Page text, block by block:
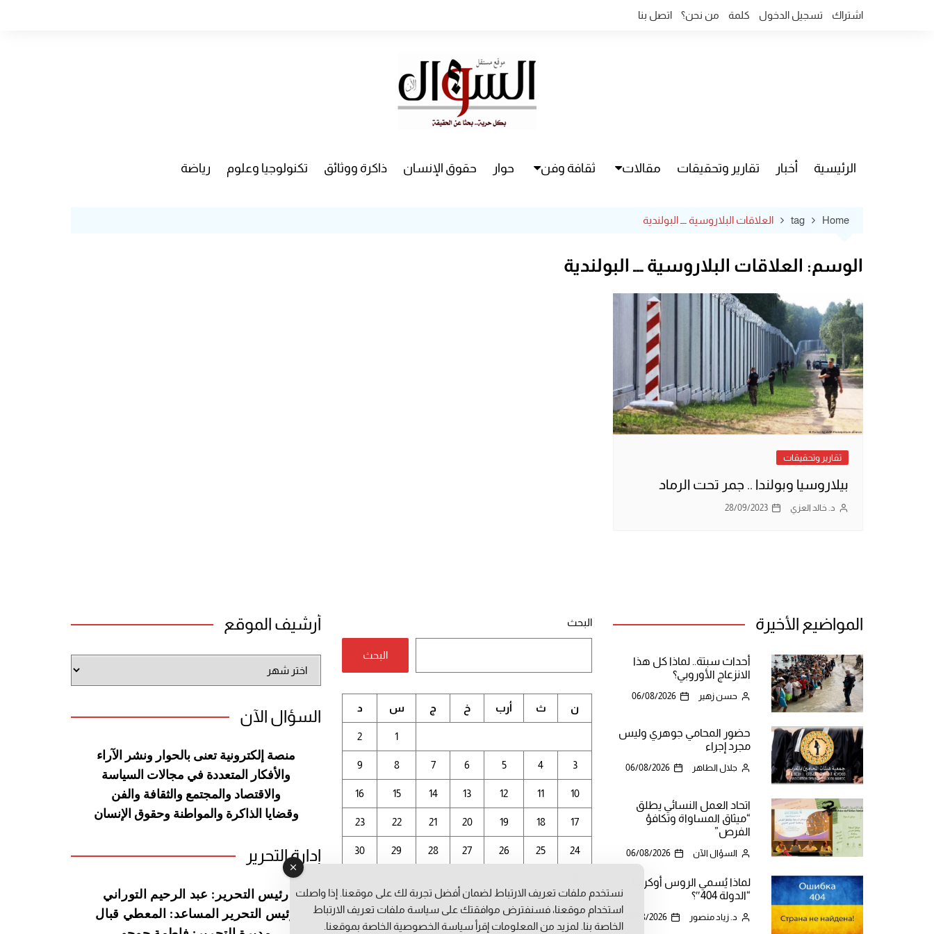
اشتراك تسجيل الدخول كلمة من نحن؟ اتصل بنا
الرئيسية أخبار تقارير وتحقيقات مقالات ثقافة وفن حوار حقوق الإنسان ذاكرة ووثائق تكنولوجيا وعلوم رياضة
Home
tag العلاقات البلاروسية ـــ البولندية
الوسم: العلاقات البلاروسية ـــ البولندية
تقارير وتحقيقات
بيلاروسيا وبولندا .. جمر تحت الرماد
د. خالد العزي 28/09/2023
المواضيع الأخيرة
أحداث سبتة.. لماذا كل هذا
الانزعاج الأوروبي؟
حسن زهير 06/08/2026
حضور المحامي جوهري وليس
مجرد إجراء
جلال الطاهر 06/08/2026
اتحاد العمل النسائي يطلق
“ميثاق المساواة وتكافؤ
الفرص”
السؤال الآن 06/08/2026
لماذا يُسمي الروس أوكرانيا
“الدولة 404″؟
د. زياد منصور 06/08/2026
البحث
البحث
أغسطس 2026
ن ث أرب خ ج س د
1
2
3
4
5
6
7
8
9
10
11
12
13
14
15
16
17
18
19
20
21
22
23
24
25
26
27
28
29
30
أرشيف الموقع
الموقع
السؤال الآن
منصة إلكترونية تعنى بالحوار ونشر
الآراء
والأفكار المتعددة في مجالات السياسة
والاقتصاد والمجتمع والثقافة والفن
وقضايا الذاكرة والمواطنة وحقوق الإنسان
إدارة التحرير
رئيس التحرير: عبد الرحيم التوراني
رئيس التحرير المساعد: المعطي قبال
نستخدم ملفات تعريف الارتباط لضمان أفضل تجربة لك على موقعنا. إذا واصلت
استخدام موقعنا، فسنفترض موافقتك على سياسة ملفات تعريف الارتباط
الخاصة بنا. لمزيد من المعلومات إقرأ سياسة الخصوصيةالخاصة بموقعنا.